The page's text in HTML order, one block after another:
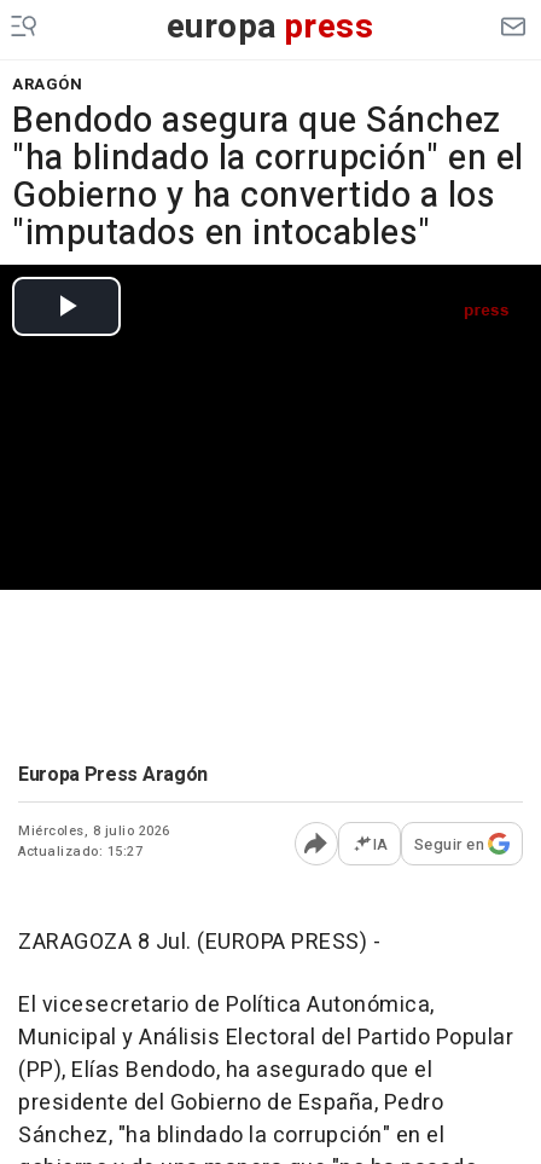
europa press
ARAGÓN
Bendodo asegura que Sánchez
"ha blindado la corrupción" en el
Gobierno y ha convertido a los
"imputados en intocables"
Europa Press Aragón
Miércoles, 8 julio 2026
Actualizado: 15:27
Abrir opciones para
IA Seguir en
ZARAGOZA 8 Jul. (EUROPA PRESS) -
El vicesecretario de Política Autonómica,
Municipal y Análisis Electoral del Partido Popular
(PP), Elías Bendodo, ha asegurado que el
presidente del Gobierno de España, Pedro
Sánchez, "ha blindado la corrupción" en el